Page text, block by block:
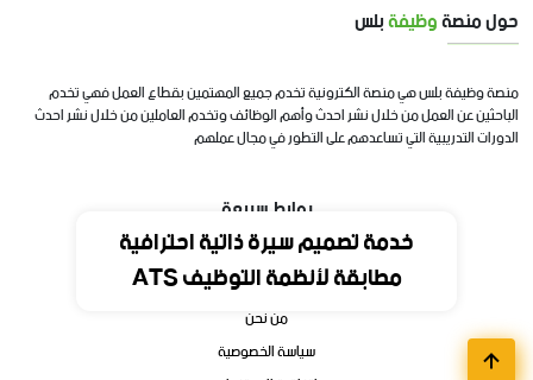
خدمة تصميم سيرة ذاتية احترافية
مطابقة لأنظمة التوظيف ATS
حول منصةوظيفةبلس
منصة وظيفة بلس هي منصة الكترونية تخدم جميع المهتمين بقطاع العمل فهي تخدم
الباحثين عن العمل من خلال نشر احدث وأهم الوظائف وتخدم العاملين من خلال نشر احدث
الدورات التدريبية التي تساعدهم على التطور في مجال عملهم
روابط سريعة
الرئيسية
من نحن
سياسة الخصوصية